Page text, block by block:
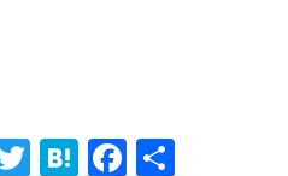
Twitter
Hatena共